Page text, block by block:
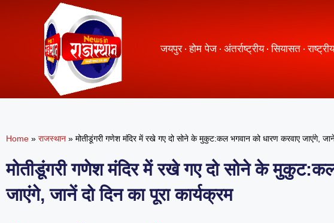
जयपुर होम पेज अंतर्राष्ट्रीय सियासत राष्ट्रीय
Home » राजस्थान » मोतीडूंगरी गणेश मंदिर में रखे गए दो सोने के मुकुट:कल भगवान को धारण करवाए जाएंगे, जानें
मोतीडूंगरी गणेश मंदिर में रखे गए दो सोने के
जाएंगे, जानें दो दिन का पूरा कार्यक्रम